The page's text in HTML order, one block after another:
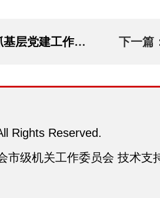
工作述职评议会 下一篇
Rights Reserved.
市级机关工作委员会 技术支